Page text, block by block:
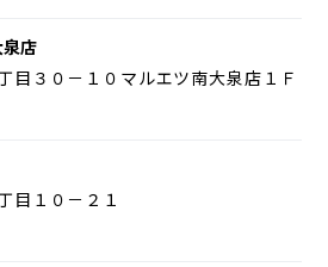
店
目３０－１０マルエツ南大泉店１Ｆ
目１０－２１